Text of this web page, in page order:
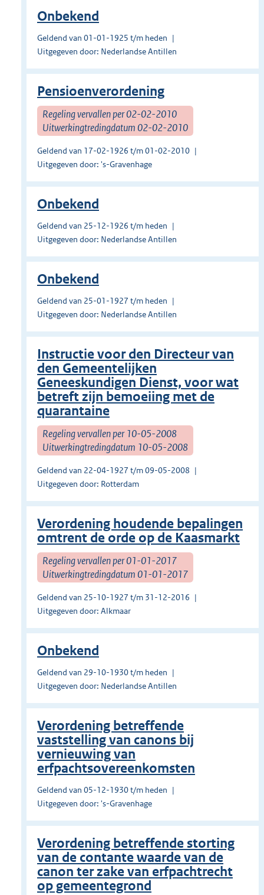
Onbekend
Geldend van 01-01-1925 t/m heden
Uitgegeven door: Nederlandse Antillen
Pensioenverordening
Regeling vervallen per 02-02-2010
Uitwerkingtredingdatum 02-02-2010
Geldend van 17-02-1926 t/m 01-02-2010
Uitgegeven door: 's-Gravenhage
Onbekend
Geldend van 25-12-1926 t/m heden
Uitgegeven door: Nederlandse Antillen
Onbekend
Geldend van 25-01-1927 t/m heden
Uitgegeven door: Nederlandse Antillen
Instructie voor den Directeur van
den Gemeentelijken
Geneeskundigen Dienst, voor wat
betreft zijn bemoeiing met de
quarantaine
Regeling vervallen per 10-05-2008
Uitwerkingtredingdatum 10-05-2008
Geldend van 22-04-1927 t/m 09-05-2008
Uitgegeven door: Rotterdam
Verordening houdende bepalingen
omtrent de orde op de Kaasmarkt
Regeling vervallen per 01-01-2017
Uitwerkingtredingdatum 01-01-2017
Geldend van 25-10-1927 t/m 31-12-2016
Uitgegeven door: Alkmaar
Onbekend
Geldend van 29-10-1930 t/m heden
Uitgegeven door: Nederlandse Antillen
Verordening betreffende
vaststelling van canons bij
vernieuwing van
erfpachtsovereenkomsten
Geldend van 05-12-1930 t/m heden
Uitgegeven door: 's-Gravenhage
Verordening betreffende storting
van de contante waarde van de
canon ter zake van erfpachtrecht
op gemeentegrond